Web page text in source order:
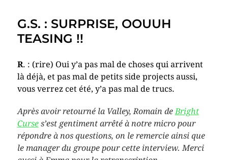
G.S. : SURPRISE, OOUUH
TEASING !!
R. : (rire) Oui y’a pas mal de choses qui arrivent
là déjà, et pas mal de petits side projects aussi,
vous verrez cet été, y’a pas mal de trucs.
Après avoir retourné la Valley, Romain deBright
Curses’est gentiment arrêté à notre micro pour
répondre à nos questions, on le remercie ainsi que
le manager du groupe pour cette interview. Merci